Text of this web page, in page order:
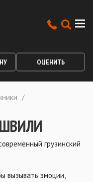
ОЦЕНИТЬ
/
грузинский
вызывать эмоции,